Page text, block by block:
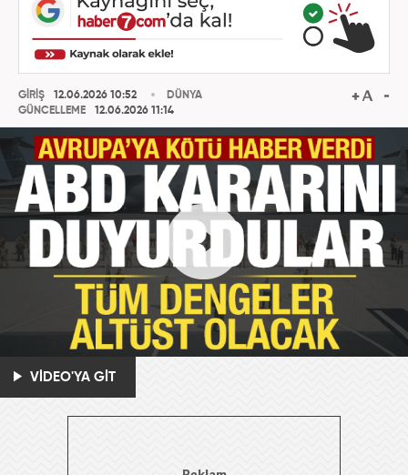
GİRİŞ
12.06.2026 10:52
GÜNCELLEME
12.06.2026 11:14
DÜNYA
VİDEO'YA GİT